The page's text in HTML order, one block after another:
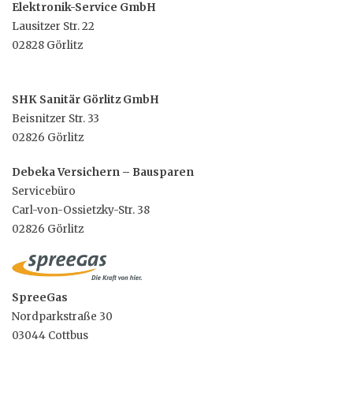
Elektronik-Service GmbH
Lausitzer Str. 22
02828 Görlitz
SHK Sanitär Görlitz GmbH
Beisnitzer Str. 33
02826 Görlitz
Debeka Versichern – Bausparen
Servicebüro
Carl-von-Ossietzky-Str. 38
02826 Görlitz
SpreeGas
Nordparkstraße 30
03044 Cottbus